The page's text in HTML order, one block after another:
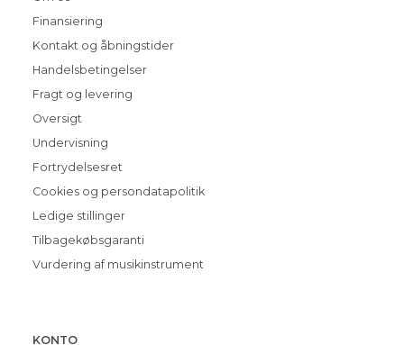
Finansiering
Kontakt og åbningstider
Handelsbetingelser
Fragt og levering
Oversigt
Undervisning
Fortrydelsesret
Cookies og persondatapolitik
Ledige stillinger
Tilbagekøbsgaranti
Vurdering af musikinstrument
KONTO